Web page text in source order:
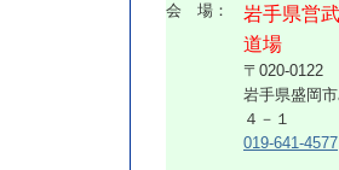
会 場：
岩手県営
道場
〒020-0122
岩手県盛岡
４－１
019-641-4577